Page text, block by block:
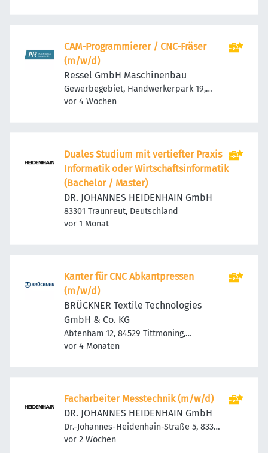
CAM-Programmierer / CNC-Fräser
(m/w/d)
Ressel GmbH Maschinenbau
Gewerbegebiet, Handwerkerpark 19,
83093 Bad Endorf, Deutschland
Veröffentlicht
vor 4 Wochen
Duales Studium mit vertiefter Praxis
Informatik oder Wirtschaftsinformatik
(Bachelor / Master)
DR. JOHANNES HEIDENHAIN GmbH
83301 Traunreut, Deutschland
Veröffentlicht
vor 1 Monat
Kanter für CNC Abkantpressen
(m/w/d)
BRÜCKNER Textile Technologies
GmbH & Co. KG
Abtenham 12, 84529 Tittmoning,
Deutschland
Veröffentlicht:
vor 4 Monaten
Facharbeiter Messtechnik (m/w/d)
DR. JOHANNES HEIDENHAIN GmbH
Dr.-Johannes-Heidenhain-Straße 5, 83301
Traunreut, Deutschland
Veröffentlicht
vor 2 Wochen